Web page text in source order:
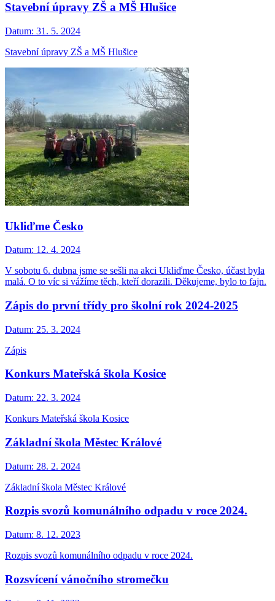
Stavební úpravy ZŠ a MŠ Hlušice
Datum: 31. 5. 2024
Stavební úpravy ZŠ a MŠ Hlušice
Ukliďme Česko
Datum: 12. 4. 2024
V sobotu 6. dubna jsme se sešli na akci Ukliďme Česko, účast byla
malá. O to víc si vážíme těch, kteří dorazili. Děkujeme, bylo to fajn.
Zápis do první třídy pro školní rok 2024-2025
Datum: 25. 3. 2024
Zápis
Konkurs Mateřská škola Kosice
Datum: 22. 3. 2024
Konkurs Mateřská škola Kosice
Základní škola Městec Králové
Datum: 28. 2. 2024
Základní škola Městec Králové
Rozpis svozů komunálního odpadu v roce 2024.
Datum: 8. 12. 2023
Rozpis svozů komunálního odpadu v roce 2024.
Rozsvícení vánočního stromečku